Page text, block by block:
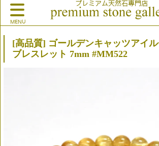
プレミアム天然石専門店
[高品質] ゴールデンキャッツアイ
ブレスレット 7mm #MM522